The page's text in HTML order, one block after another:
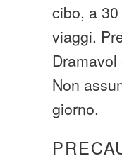
cibo, a
viaggi.
Non
giorno.